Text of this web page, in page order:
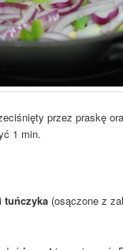
przez praskę
1 min.
ituńczyka (osączone z